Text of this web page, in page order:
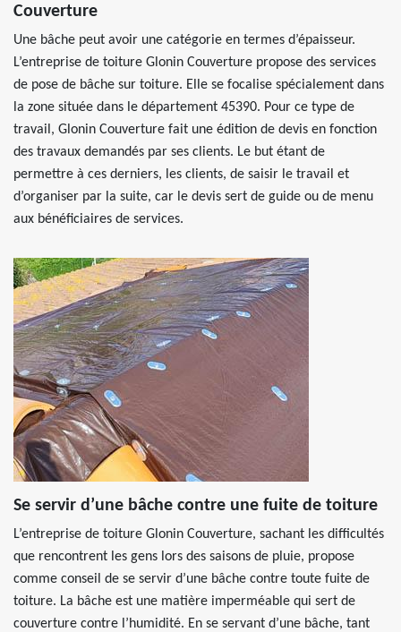
Couverture
Une bâche peut avoir une catégorie en termes d’épaisseur.
L’entreprise de toiture Glonin Couverture propose des services
de pose de bâche sur toiture. Elle se focalise spécialement dans
la zone située dans le département 45390. Pour ce type de
travail, Glonin Couverture fait une édition de devis en fonction
des travaux demandés par ses clients. Le but étant de
permettre à ces derniers, les clients, de saisir le travail et
d’organiser par la suite, car le devis sert de guide ou de menu
aux bénéficiaires de services.
Se servir d’une bâche contre une fuite de toiture
L’entreprise de toiture Glonin Couverture, sachant les difficultés
que rencontrent les gens lors des saisons de pluie, propose
comme conseil de se servir d’une bâche contre toute fuite de
toiture. La bâche est une matière imperméable qui sert de
couverture contre l’humidité. En se servant d’une bâche, tant